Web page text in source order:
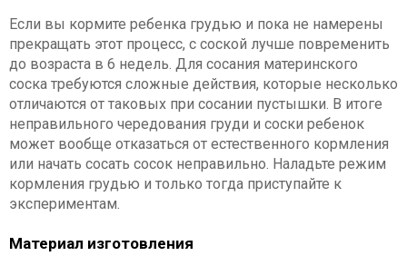
Если вы кормите ребенка грудью и пока не намерены
прекращать этот процесс, с соской лучше повременить
до возраста в 6 недель. Для сосания материнского
соска требуются сложные действия, которые несколько
отличаются от таковых при сосании пустышки. В итоге
неправильного чередования груди и соски ребенок
может вообще отказаться от естественного кормления
или начать сосать сосок неправильно. Наладьте режим
кормления грудью и только тогда приступайте к
экспериментам.
Материал изготовления